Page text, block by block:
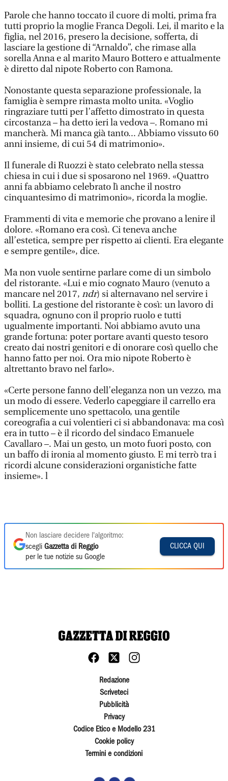
Parole che hanno toccato il cuore di molti, prima fra
tutti proprio la moglie Franca Degoli. Lei, il marito e la
figlia, nel 2016, presero la decisione, sofferta, di
lasciare la gestione di “Arnaldo”, che rimase alla
sorella Anna e al marito Mauro Bottero e attualmente
è diretto dal nipote Roberto con Ramona.
Nonostante questa separazione professionale, la
famiglia è sempre rimasta molto unita. «Voglio
ringraziare tutti per l’affetto dimostrato in questa
circostanza – ha detto ieri la vedova –. Romano mi
mancherà. Mi manca già tanto... Abbiamo vissuto 60
anni insieme, di cui 54 di matrimonio».
Il funerale di Ruozzi è stato celebrato nella stessa
chiesa in cui i due si sposarono nel 1969. «Quattro
anni fa abbiamo celebrato lì anche il nostro
cinquantesimo di matrimonio», ricorda la moglie.
Frammenti di vita e memorie che provano a lenire il
dolore. «Romano era così. Ci teneva anche
all’estetica, sempre per rispetto ai clienti. Era elegante
e sempre gentile», dice.
Ma non vuole sentirne parlare come di un simbolo
del ristorante. «Lui e mio cognato Mauro (venuto a
mancare nel 2017, ndr) si alternavano nel servire i
bolliti. La gestione del ristorante è così: un lavoro di
squadra, ognuno con il proprio ruolo e tutti
ugualmente importanti. Noi abbiamo avuto una
grande fortuna: poter portare avanti questo tesoro
creato dai nostri genitori e di onorare così quello che
hanno fatto per noi. Ora mio nipote Roberto è
altrettanto bravo nel farlo».
«Certe persone fanno dell’eleganza non un vezzo, ma
un modo di essere. Vederlo capeggiare il carrello era
semplicemente uno spettacolo, una gentile
coreografia a cui volentieri ci si abbandonava: ma così
era in tutto – è il ricordo del sindaco Emanuele
Cavallaro –. Mai un gesto, un moto fuori posto, con
un baffo di ironia al momento giusto. E mi terrò tra i
ricordi alcune considerazioni organistiche fatte
insieme». l
Non lasciare decidere l'algoritmo:
scegli Gazzetta di Reggio
per le tue notizie su Google
CLICCA QUI
Redazione
Scriveteci
Pubblicità
Privacy
Codice Etico e Modello 231
Cookie policy
Termini e condizioni